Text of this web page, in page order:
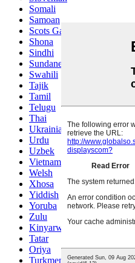
Somali
Samoan
Scots Gaelic
Shona
Sindhi
Sundanese
Swahili
Tajik
Tamil
Telugu
Thai
Ukrainian
Urdu
Uzbek
Vietnamese
Welsh
Xhosa
Yiddish
Yoruba
Zulu
Kinyarwanda
Tatar
Oriya
Turkmen